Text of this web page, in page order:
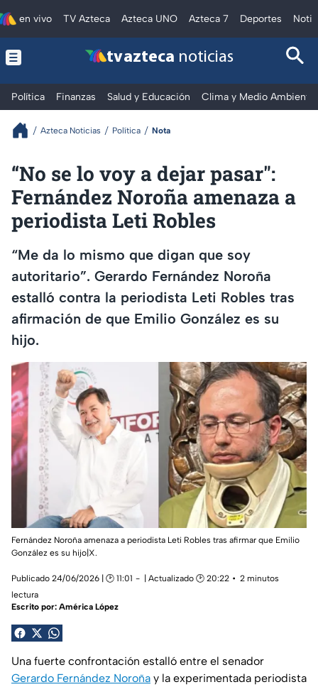
en vivo TV Azteca Azteca UNO Azteca 7 Deportes
tv azteca noticias
Política Finanzas Salud y Educación Clima y Medio Ambiente
Azteca Noticias Política Nota
“No se lo voy a dejar pasar":
Fernández Noroña amenaza a
periodista Leti Robles
“Me da lo mismo que digan que soy
autoritario”. Gerardo Fernández Noroña
estalló contra la periodista Leti Robles tras
afirmación de que Emilio González es su
hijo.
Fernández Noroña amenaza a periodista Leti Robles tras afirmar que Emilio
González es su hijo|X.
Publicado 24/06/2026 | 🕑 11:01 | Actualizado 🕑 20:22
2 minutos
lectura
Escrito por: América López
Una fuerte confrontación estalló entre el senador
Gerardo Fernández Noroña y la experimentada periodista